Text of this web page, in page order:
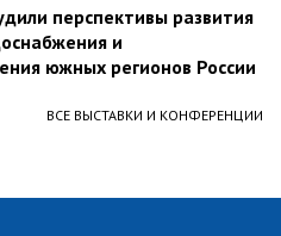
перспективы развития
и
южных регионов России
ВСЕ ВЫСТАВКИ И КОНФЕРЕНЦИИ